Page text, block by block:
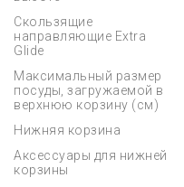
Скользящие
направляющие Extra
Glide
Максимальный размер
посуды, загружаемой в
верхнюю корзину (см)
Нижняя корзина
Аксессуары для нижней
корзины